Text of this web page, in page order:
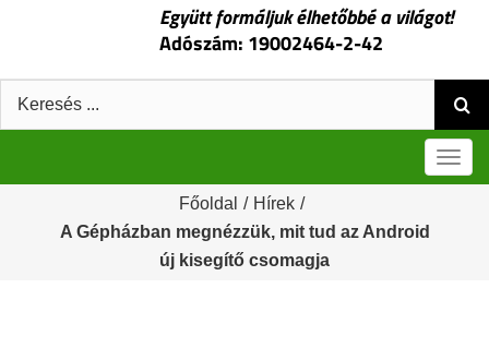
Együtt formáljuk élhetőbbé a világot!
Adószám: 19002464-2-42
Keresés:
Főoldal / Hírek /
A Gépházban megnézzük, mit tud az Android
új kisegítő csomagja